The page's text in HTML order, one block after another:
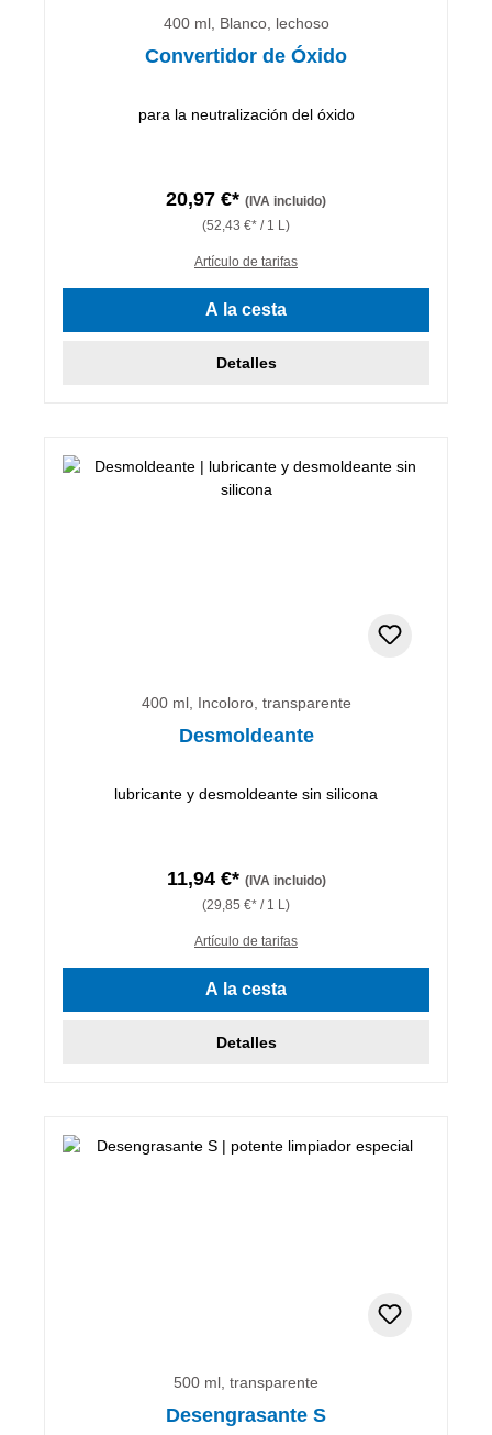
400 ml, Blanco, lechoso
Convertidor de Óxido
para la neutralización del óxido
20,97 €* (IVA incluido)
(52,43 €* / 1 L)
Artículo de tarifas
A la cesta
Detalles
400 ml, Incoloro, transparente
Desmoldeante
lubricante y desmoldeante sin silicona
11,94 €* (IVA incluido)
(29,85 €* / 1 L)
Artículo de tarifas
A la cesta
Detalles
500 ml, transparente
Desengrasante S